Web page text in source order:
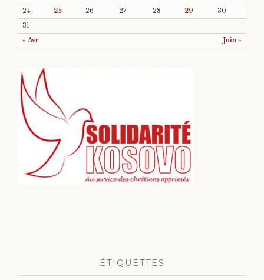
« Avr Juin »
24
25 26 27 28 29
30
31
ÉTIQUETTES